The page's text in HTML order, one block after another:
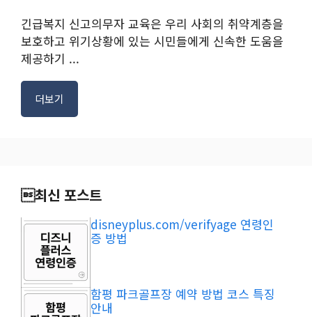
긴급복지 신고의무자 교육은 우리 사회의 취약계층을
보호하고 위기상황에 있는 시민들에게 신속한 도움을
제공하기 ...
더보기
최신 포스트
disneyplus.com/verifyage 연령인
증 방법
함평 파크골프장 예약 방법 코스 특징
안내